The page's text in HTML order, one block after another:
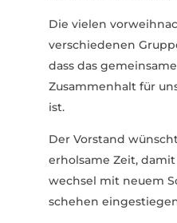
Die vielen
verschie­denen
dass das
Zusam­menhalt für
ist.
Der Vorstand
erholsame Zeit,
wechsel mit neuem
schehen